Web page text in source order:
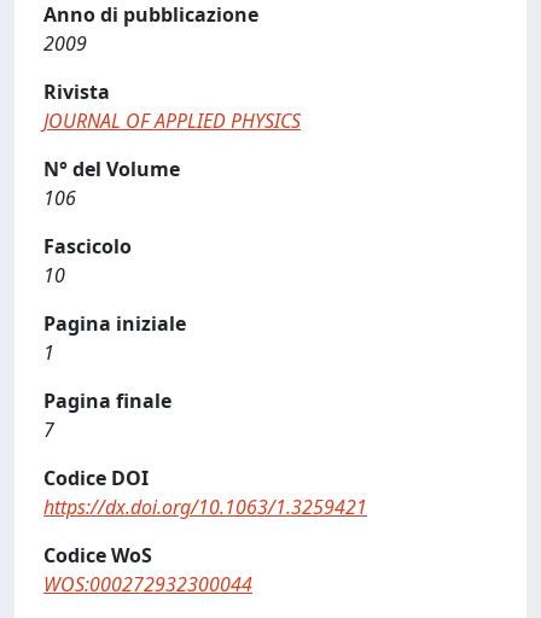
Anno di pubblicazione
2009
Rivista
JOURNAL OF APPLIED PHYSICS
N° del Volume
106
Fascicolo
10
Pagina iniziale
1
Pagina finale
7
Codice DOI
https://dx.doi.org/10.1063/1.3259421
Codice WoS
WOS:000272932300044